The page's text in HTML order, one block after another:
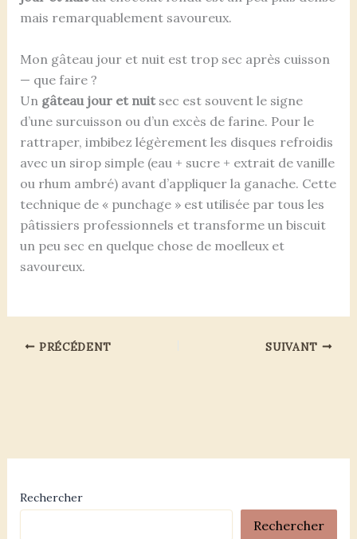
mais remarquablement savoureux.
Mon gâteau jour et nuit est trop sec après cuisson
— que faire ?
Un gâteau jour et nuitsec est souvent le signe
d’une surcuisson ou d’un excès de farine. Pour le
rattraper, imbibez légèrement les disques refroidis
avec un sirop simple (eau + sucre + extrait de vanille
ou rhum ambré) avant d’appliquer la ganache. Cette
technique de « punchage » est utilisée par tous les
pâtissiers professionnels et transforme un biscuit
un peu sec en quelque chose de moelleux et
savoureux.
PRÉCÉDENT SUIVANT
Rechercher
Rechercher